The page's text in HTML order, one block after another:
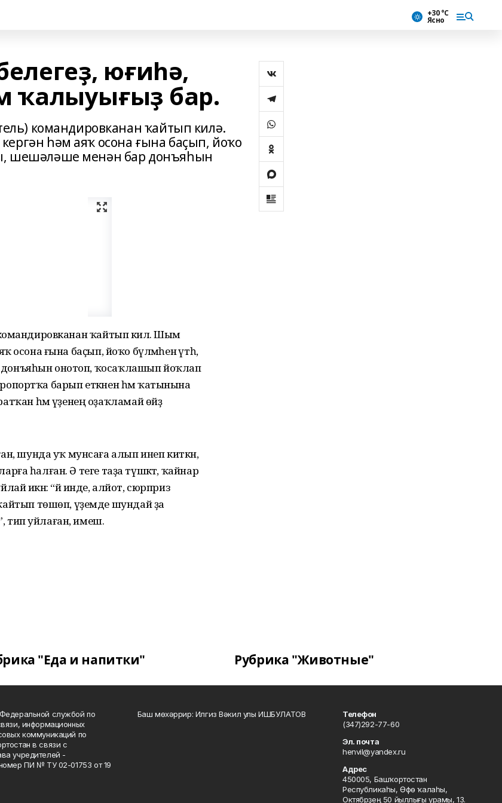
+30 °С
Ясно
юғиһә,
ҡалыуығыҙ бар.
командировканан ҡайтып килә.
һәм аяҡ осона ғына баҫып, йоҡо
шешәләше менән бар донъяһын
командировканан ҡайтып килә. Шым
осона ғына баҫып, йоҡо бүлмәһенә үтһә,
донъяһын онотоп, ҡосаҡлашып йоҡлап
барып еткәнен һәм ҡатынына
һәм үҙенең оҙаҡламай өйҙә
шунда уҡ мунсаға алып инеп киткән,
һалған. Ә теге таҙа түшәктә, ҡайнар
икән: “йә инде, алйот, сюрприз
төшөп, үҙемде шундай ҙа
тип уйлаған, имеш.
"Еда и напитки" Рубрика "Животные"
службой по
информационных
коммуникаций по
в связи с
учредителей -
ПИ № ТУ 02-01753 от 19
Баш мөхәррир: Илгиз Вәкил улы ИШБУЛАТОВ
Телефон
(347)292-77-60
Эл. почта
henvil@yandex.ru
Адрес
450005, Башҡортостан
Республикаһы, Өфө ҡалаһы,
Октябрҙең 50 йыллығы урамы, 13.